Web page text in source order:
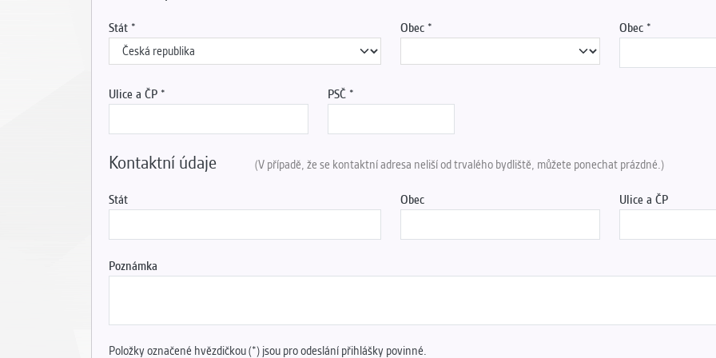
Stát Obec Obec
Ulice a ČP PSČ
Kontaktní údaje (V případě, že se kontaktní adresa neliší od trvalého bydliště, můžete ponechat prázdné.)
Stát Obec Ulice a ČP
Poznámka
Položky označené hvězdičkou (*) jsou pro odeslání přihlášky povinné.